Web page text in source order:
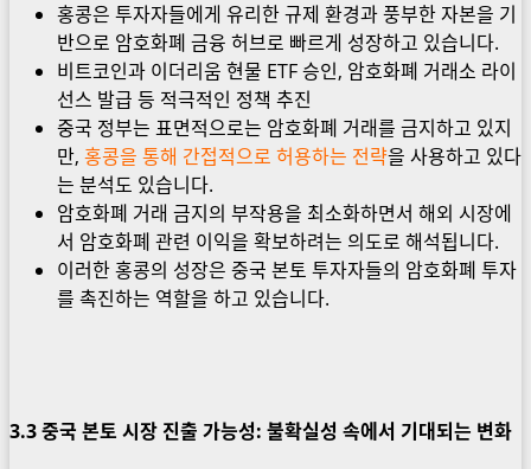
홍콩은 투자자들에게 유리한 규제 환경과 풍부한 자본을 기
반으로 암호화폐 금융 허브로 빠르게 성장하고 있습니다.
비트코인과 이더리움 현물 ETF 승인, 암호화폐 거래소 라이
선스 발급 등 적극적인 정책 추진
중국 정부는 표면적으로는 암호화폐 거래를 금지하고 있지
만, 홍콩을 통해 간접적으로 허용하는 전략을 사용하고 있다
는 분석도 있습니다.
암호화폐 거래 금지의 부작용을 최소화하면서 해외 시장에
서 암호화폐 관련 이익을 확보하려는 의도로 해석됩니다.
이러한 홍콩의 성장은 중국 본토 투자자들의 암호화폐 투자
를 촉진하는 역할을 하고 있습니다.
3.3 중국 본토 시장 진출 가능성: 불확실성 속에서 기대되는 변화